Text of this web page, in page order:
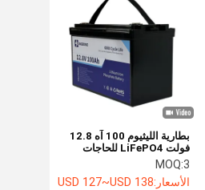
بطارية الليثيوم 100 آه 12.8
فولت LiFePO4 للحاجات
المتعددة للطاقة
MOQ:3
الأسعار:USD 127~USD 138